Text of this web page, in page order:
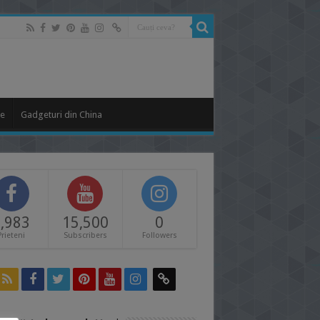
Gadgeturi din China
15,500
Subscribers
0
Followers